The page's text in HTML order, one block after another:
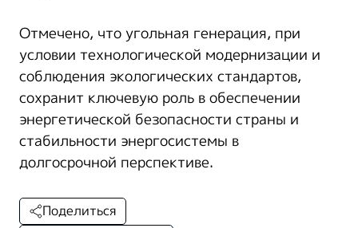
Отмечено, что угольная генерация, при
условии технологической модернизации и
соблюдения экологических стандартов,
сохранит ключевую роль в обеспечении
энергетической безопасности страны и
стабильности энергосистемы в
долгосрочной перспективе.
Поделиться